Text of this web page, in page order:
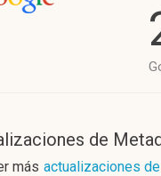
de
más actualizaciones